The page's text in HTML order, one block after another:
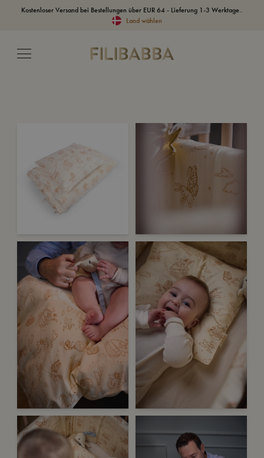
Kostenloser Versand bei Bestellungen über EUR 64 - Lieferung 1-3 Werktage..
Land wählen